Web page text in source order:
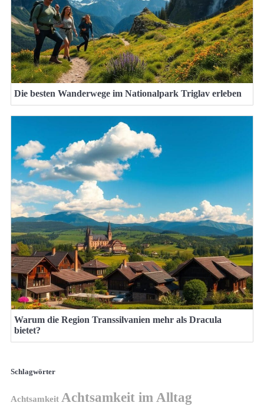
Die besten Wanderwege im Nationalpark Triglav erleben
Warum die Region Transsilvanien mehr als Dracula
bietet?
Schlagwörter
Achtsamkeit Achtsamkeit im Alltag